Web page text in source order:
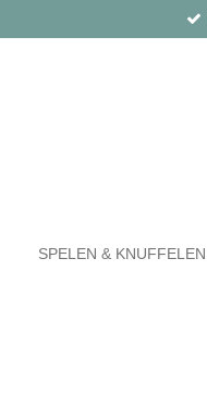
SPELEN & KNUFFELEN